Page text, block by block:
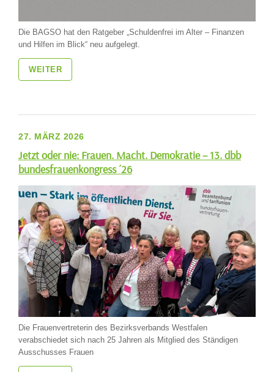
Die BAGSO hat den Ratgeber „Schuldenfrei im Alter – Finanzen
und Hilfen im Blick“ neu aufgelegt.
WEITER
27. MÄRZ 2026
Jetzt oder nie: Frauen. Macht. Demokratie – 13. dbb
bundesfrauenkongress ´26
Die Frauenvertreterin des Bezirksverbands Westfalen
verabschiedet sich nach 25 Jahren als Mitglied des Ständigen
Ausschusses Frauen